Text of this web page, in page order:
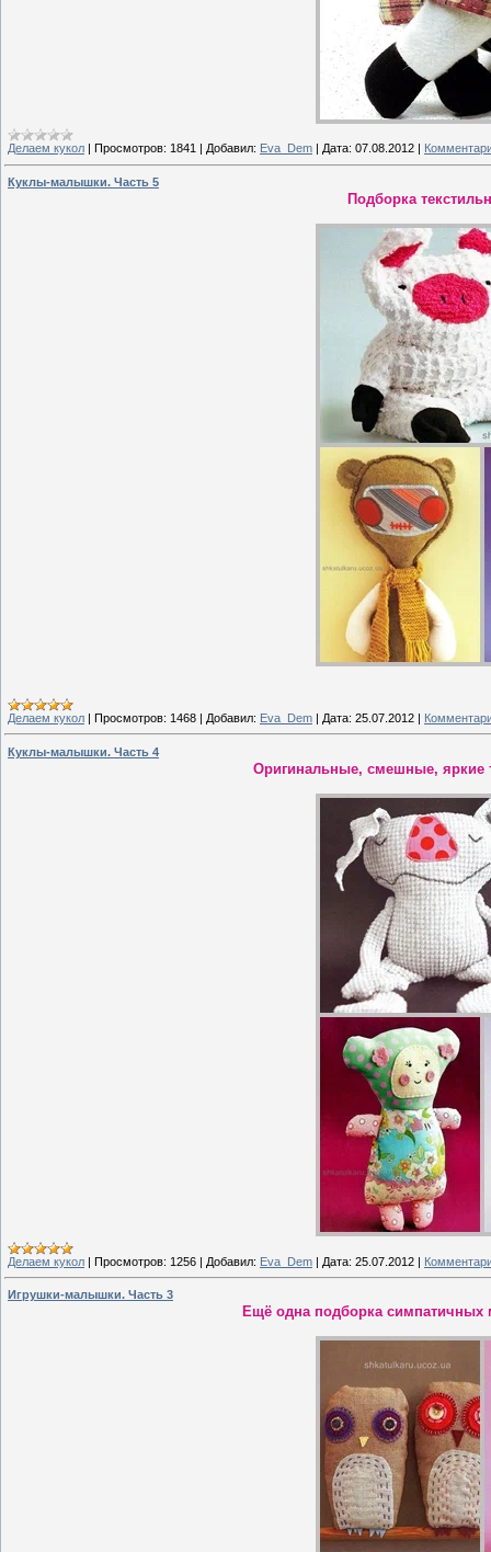
Делаем кукол Просмотров: 1841 Добавил: Eva_Dem Дата: 07.08.2012
Куклы-малышки. Часть 5
Подборка
Делаем кукол | Просмотров: 1468 | Добавил: Eva_Dem | Дата: 25.07.2012 |
Куклы-малышки. Часть 4
Оригинальные, смешные, яркие
Делаем кукол | Просмотров: 1256 | Добавил: Eva_Dem | Дата: 25.07.2012 |
Игрушки-малышки. Часть 3
Ещё одна подборка симпатичных